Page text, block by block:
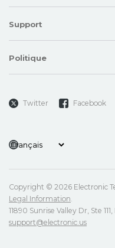
Support
Politique
Twitter Facebook
Copyright © 2026 Electronic
Legal Information.
11890 Sunrise Valley Dr, Ste
support@electronic.us